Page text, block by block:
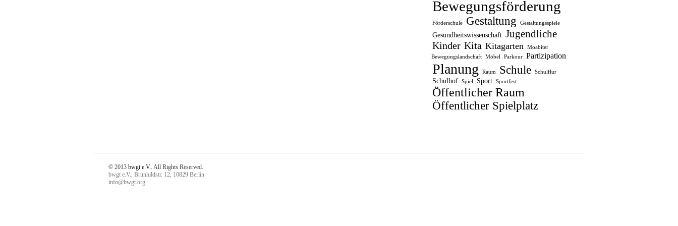
Bewegungsförderung
Förderschule Gestaltung Gestaltungsspiele
Gesundheitswissenschaft Jugendliche
Kinder Kita Kitagarten
Moabiter
Bewegungslandschaft
Möbel Parkour Partizipation
Planung Raum Schule Schulflur
Schulhof Spiel Sport Sportfest
Öffentlicher Raum
Öffentlicher Spielplatz
© 2013 bwgt e.V.. All Rights Reserved.
bwgt e.V., Brunhildstr. 12, 10829 Berlin
info@bwgt.org